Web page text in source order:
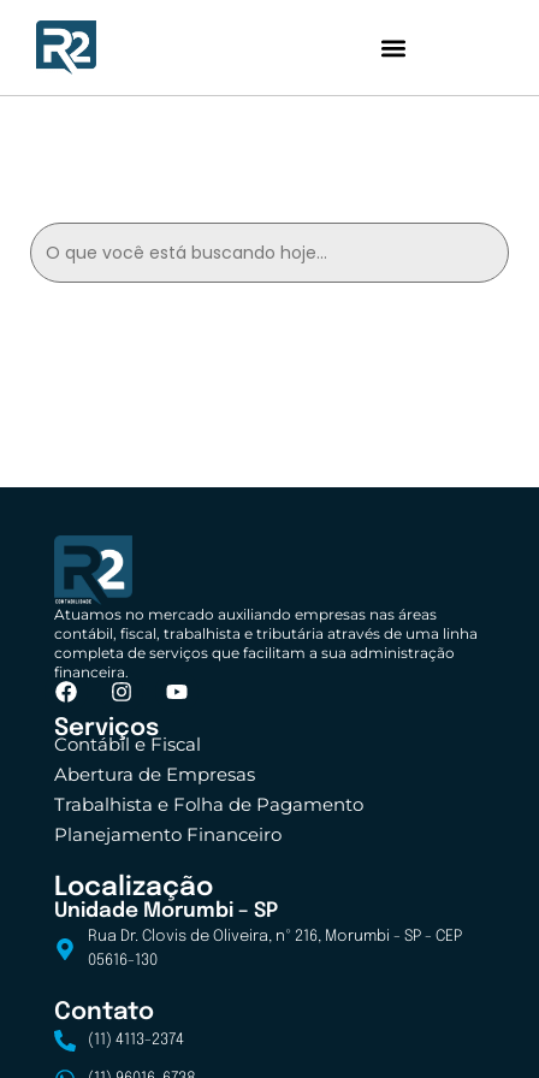
Search
for:
Atuamos no mercado auxiliando empresas nas áreas
contábil, fiscal, trabalhista e tributária através de uma linha
completa de serviços que facilitam a sua administração
financeira.
Serviços
Contábil e Fiscal
Abertura de Empresas
Trabalhista e Folha de Pagamento
Planejamento Financeiro
Localização
Unidade Morumbi – SP
Rua Dr. Clovis de Oliveira, nº 216, Morumbi - SP - CEP
05616-130
Contato
(11) 4113-2374